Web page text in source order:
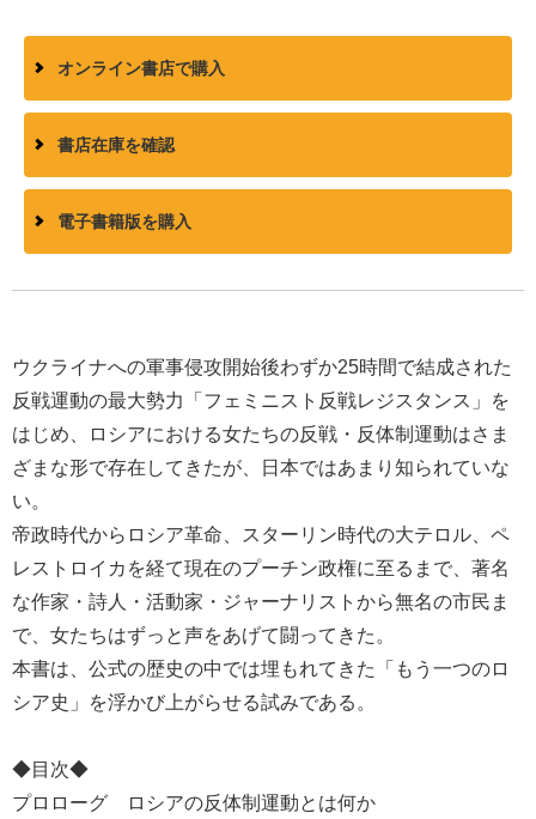
オンライン書店で購入
書店在庫を確認
電子書籍版を購入
ウクライナへの軍事侵攻開始後わずか25時間で結成された
反戦運動の最大勢力「フェミニスト反戦レジスタンス」を
はじめ、ロシアにおける女たちの反戦・反体制運動はさま
ざまな形で存在してきたが、日本ではあまり知られていな
い。
帝政時代からロシア革命、スターリン時代の大テロル、ペ
レストロイカを経て現在のプーチン政権に至るまで、著名
な作家・詩人・活動家・ジャーナリストから無名の市民ま
で、女たちはずっと声をあげて闘ってきた。
本書は、公式の歴史の中では埋もれてきた「もう一つのロ
シア史」を浮かび上がらせる試みである。
◆目次◆
プロローグ ロシアの反体制運動とは何か